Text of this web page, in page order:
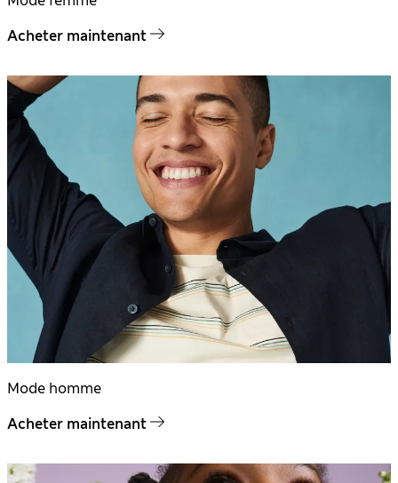
Acheter maintenant
Mode homme
Acheter maintenant